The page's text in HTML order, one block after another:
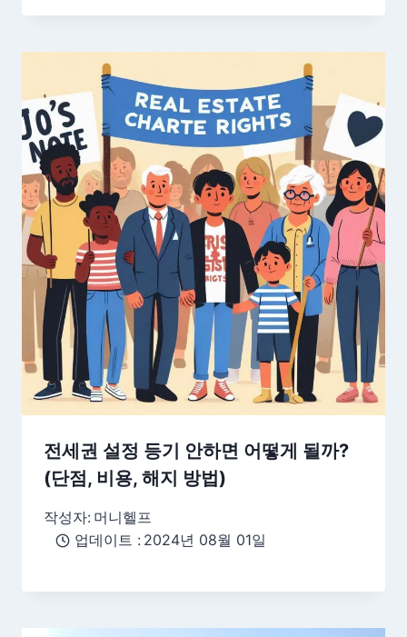
전세권 설정 등기 안하면 어떻게 될까?
(단점, 비용, 해지 방법)
작성자: 머니헬프
업데이트 : 2024년 08월 01일